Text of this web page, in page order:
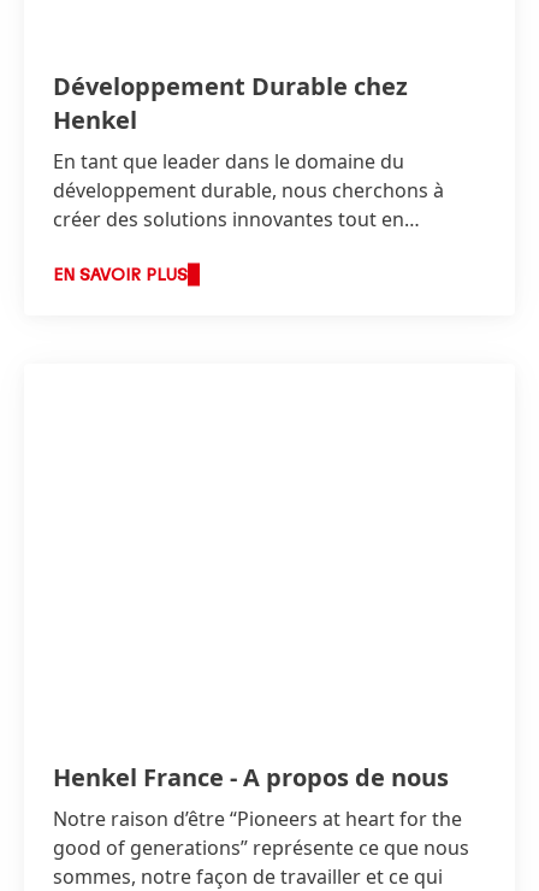
Développement Durable chez
Henkel
En tant que leader dans le domaine du
développement durable, nous cherchons à
créer des solutions innovantes tout en
responsable et en accroissant notre succès
EN SAVOIR PLUS
Henkel France - A propos de nous
Notre raison d’être “Pioneers at heart for the
good of generations” représente ce que nous
sommes, notre façon de travailler et ce qui